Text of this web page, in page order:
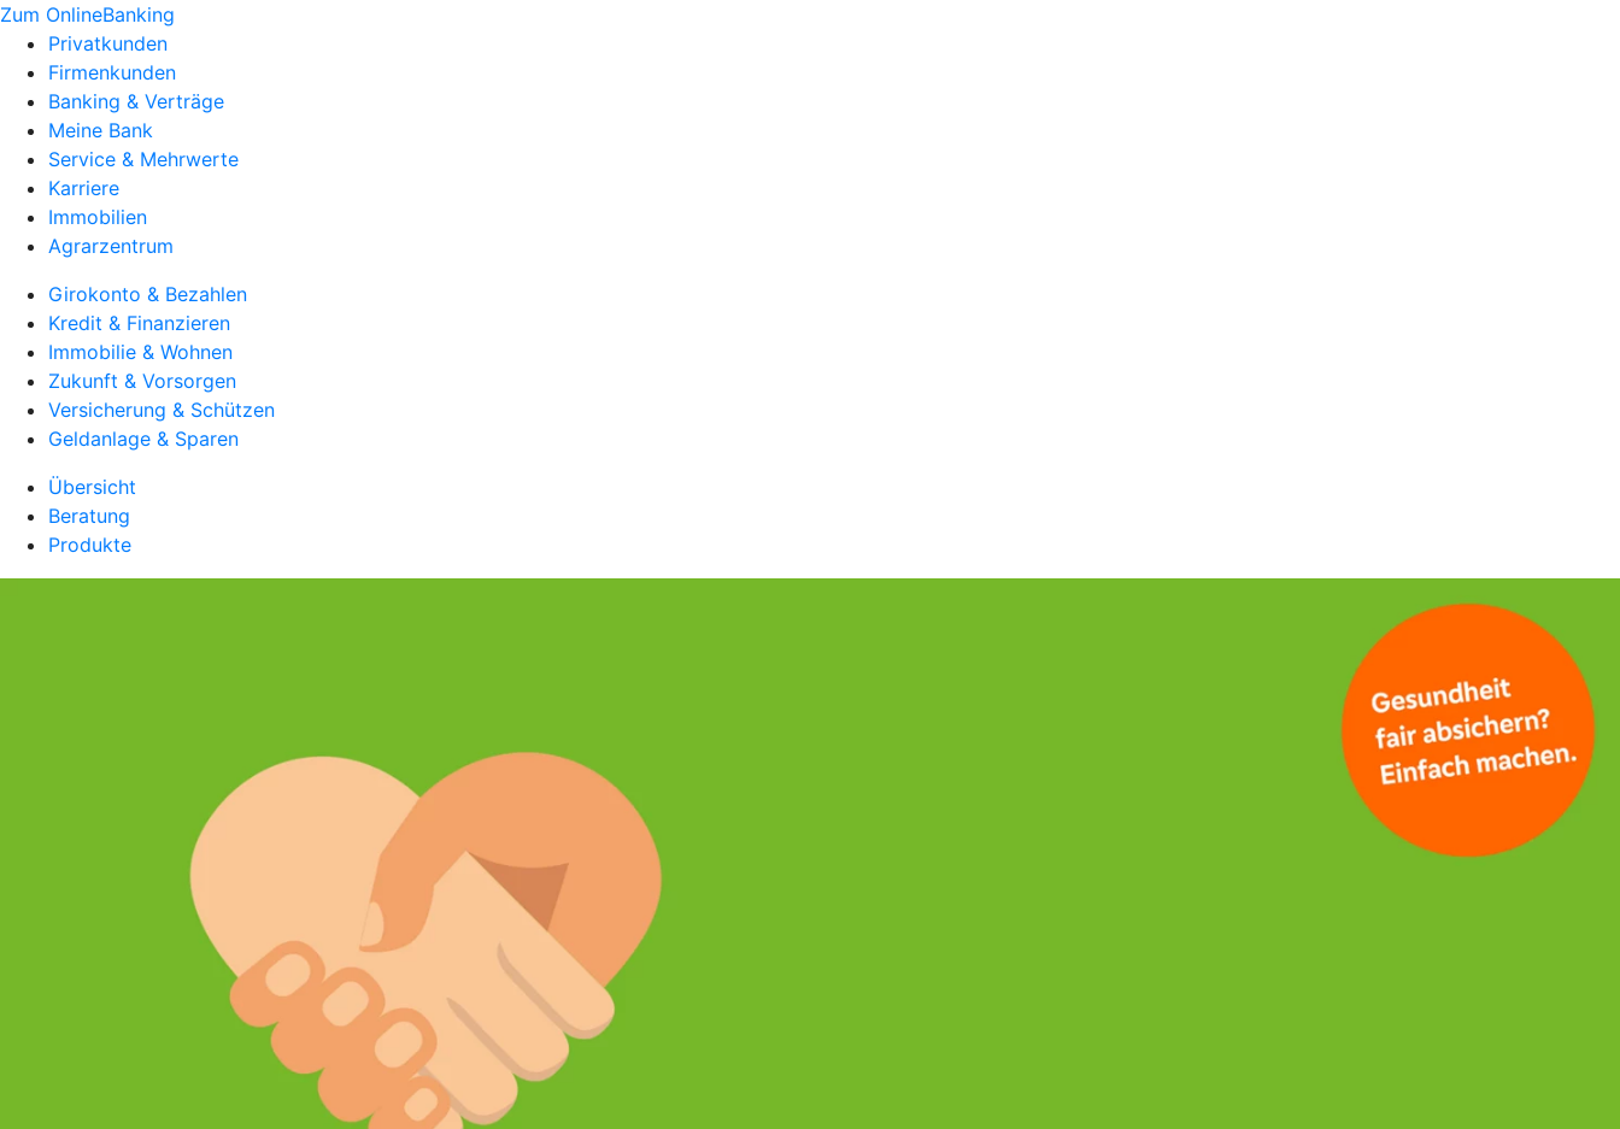
Zum OnlineBanking
Privatkunden
Firmenkunden
Banking & Verträge
Meine Bank
Service & Mehrwerte
Karriere
Immobilien
Agrarzentrum
Girokonto & Bezahlen
Kredit & Finanzieren
Immobilie & Wohnen
Zukunft & Vorsorgen
Versicherung & Schützen
Geldanlage & Sparen
Übersicht
Beratung
Produkte